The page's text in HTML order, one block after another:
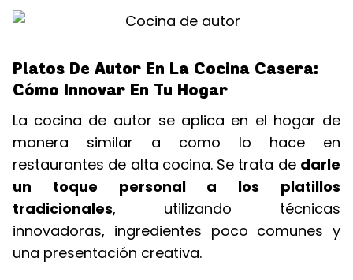
Platos De Autor En La Cocina Casera:
Cómo Innovar En Tu Hogar
La cocina de autor se aplica en el hogar de
manera similar a como lo hace en
restaurantes de alta cocina. Se trata de darle
un toque personal a los platillos
tradicionales, utilizando técnicas
innovadoras, ingredientes poco comunes y
una presentación creativa.